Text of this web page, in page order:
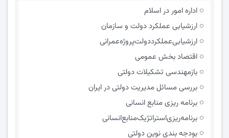
اداره امور در اسلام
ارزشیابی عملکرد دولت و سازمان
ارزشیابی‌عملکرد‌دولت‌پروژه‌عمرانی
اقتصاد بخش عمومی
بازمهندسی تشکیلات دولتی
بررسی مسائل مدیریت دولتی در ایران
برنامه ریزی منابع انسانی
برنامه‌ریزی‌استراتژیک‌منابع‌انسانی
بودجه بندی نوین دولتی